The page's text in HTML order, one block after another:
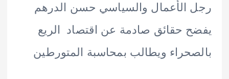
الأعمال والسياسي حسن الدرهم
حقائق صادمة عن اقتصاد الريع
ويطالب بمحاسبة المتورطين